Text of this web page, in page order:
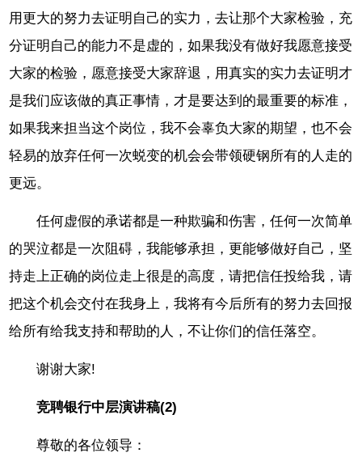
用更大的努力去证明自己的实力，去让那个大家检验，充
分证明自己的能力不是虚的，如果我没有做好我愿意接受
大家的检验，愿意接受大家辞退，用真实的实力去证明才
是我们应该做的真正事情，才是要达到的最重要的标准，
如果我来担当这个岗位，我不会辜负大家的期望，也不会
轻易的放弃任何一次蜕变的机会会带领硬钢所有的人走的
更远。
任何虚假的承诺都是一种欺骗和伤害，任何一次简单
的哭泣都是一次阻碍，我能够承担，更能够做好自己，坚
持走上正确的岗位走上很是的高度，请把信任投给我，请
把这个机会交付在我身上，我将有今后所有的努力去回报
给所有给我支持和帮助的人，不让你们的信任落空。
谢谢大家!
竞聘银行中层演讲稿(2)
尊敬的各位领导：